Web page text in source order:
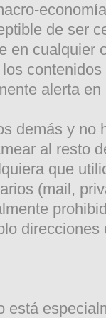
de ser
en cualquier
contenidos
alerta
demás y no
al resto
que
(mail,
está